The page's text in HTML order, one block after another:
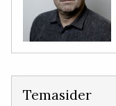
Temasider